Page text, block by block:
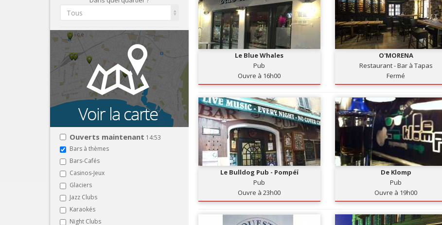
Tous
Ouverts maintenant 14:53
Bars à thèmes
Bars-Cafés
Casinos-Jeux
Glaciers
Jazz Clubs
Karaokés
Night Clubs
Le Blue Whales
Pub
Ouvre à 16h00
O'MORENA
Restaurant - Bar à Tapas
Fermé
Le Bulldog Pub - Pompéï
Pub
Ouvre à 23h00
De Klomp
Pub
Ouvre à 19h00